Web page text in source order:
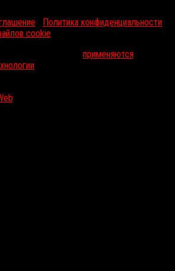
Политика конфиденциальности
cookie
применяются